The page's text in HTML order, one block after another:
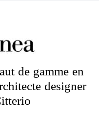
de gamme en
designer